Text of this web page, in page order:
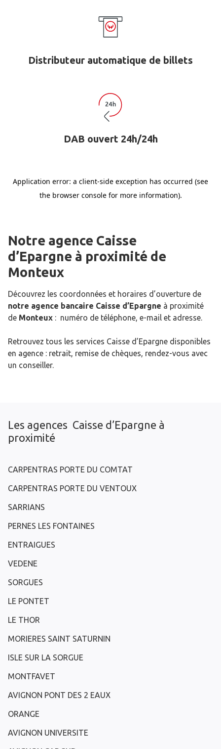
Distributeur automatique de billets
DAB ouvert 24h/24h
Notre agence Caisse
d’Epargne à proximité de
Monteux
Découvrez les coordonnées et horaires d’ouverture de
notre agence bancaire Caisse d’Epargne à proximité
de Monteux : numéro de téléphone, e-mail et adresse.
Retrouvez tous les services Caisse d’Epargne disponibles
en agence : retrait, remise de chèques, rendez-vous avec
un conseiller.
Les agences Caisse d’Epargne à
proximité
CARPENTRAS PORTE DU COMTAT
CARPENTRAS PORTE DU VENTOUX
SARRIANS
PERNES LES FONTAINES
ENTRAIGUES
VEDENE
SORGUES
LE PONTET
LE THOR
MORIERES SAINT SATURNIN
ISLE SUR LA SORGUE
MONTFAVET
AVIGNON PONT DES 2 EAUX
ORANGE
AVIGNON UNIVERSITE